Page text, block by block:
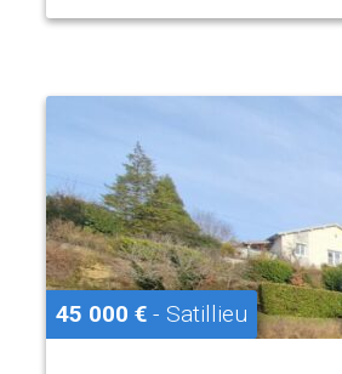
45 000 € - Satillieu